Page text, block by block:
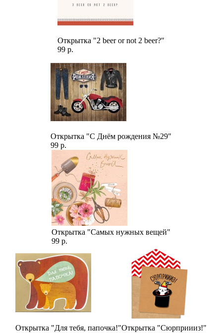
Открытка "2 beer or not 2 beer?"
99 р.
Открытка "С Днём рождения №29"
99 р.
Открытка "Самых нужных вещей"
99 р.
Открытка "Для тебя, папочка!"Открытка "Сюрприииз!"